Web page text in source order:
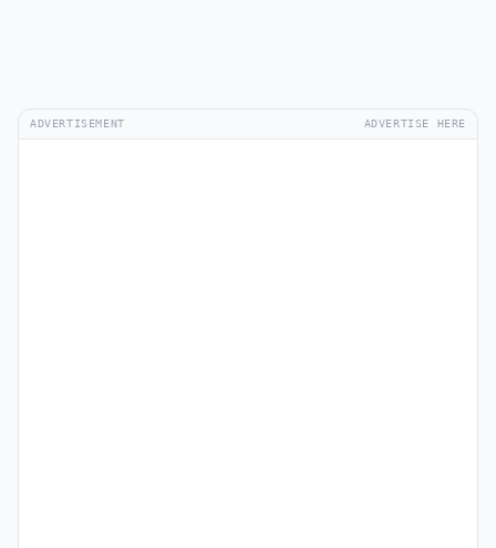
ADVERTISEMENT ADVERTISE HERE